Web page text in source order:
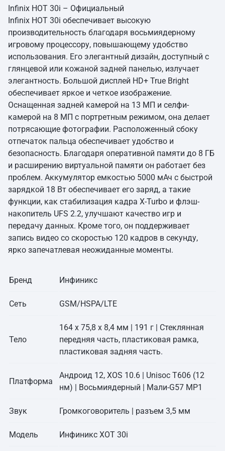
Infinix HOT 30i – Официальный
Infinix HOT 30i обеспечивает высокую
производительность благодаря восьмиядерному
игровому процессору, повышающему удобство
использования. Его элегантный дизайн, доступный с
глянцевой или кожаной задней панелью, излучает
элегантность. Большой дисплей HD+ True Bright
обеспечивает яркое и четкое изображение.
Оснащенная задней камерой на 13 МП и селфи-
камерой на 8 МП с портретным режимом, она делает
потрясающие фотографии. Расположенный сбоку
отпечаток пальца обеспечивает удобство и
безопасность. Благодаря оперативной памяти до 8 ГБ
и расширению виртуальной памяти он работает без
проблем. Аккумулятор емкостью 5000 мАч с быстрой
зарядкой 18 Вт обеспечивает его заряд, а такие
функции, как стабилизация кадра X-Turbo и флэш-
накопитель UFS 2.2, улучшают качество игр и
передачу данных. Кроме того, он поддерживает
запись видео со скоростью 120 кадров в секунду,
ярко запечатлевая неожиданные моменты.
Бренд Инфиникс
Сеть GSM/HSPA/LTE
Тело
164 х 75,8 х 8,4 мм | 191 г | Стеклянная
передняя часть, пластиковая рамка,
пластиковая задняя часть.
Платформа
Андроид 12, XOS 10.6 | Unisoc T606 (12
нм) | Восьмиядерный | Мали-G57 MP1
Звук Громкоговоритель | разъем 3,5 мм
Модель Инфиникс ХОТ 30i